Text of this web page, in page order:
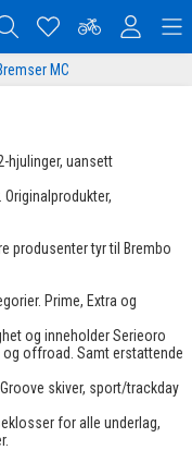
MC
hjulinger, uansett
produsenter tyr til Brembo
Prime, Extra og
og inneholder Serieoro
offroad. Samt erstattende
skiver, sport/trackday
for alle underlag,